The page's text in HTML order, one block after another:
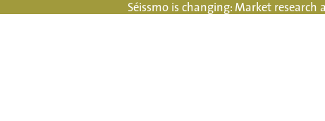
Séissmo is changing: Market